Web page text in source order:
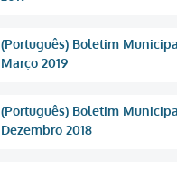
(Português) Boletim
Março 2019
(Português) Boletim
Dezembro 2018